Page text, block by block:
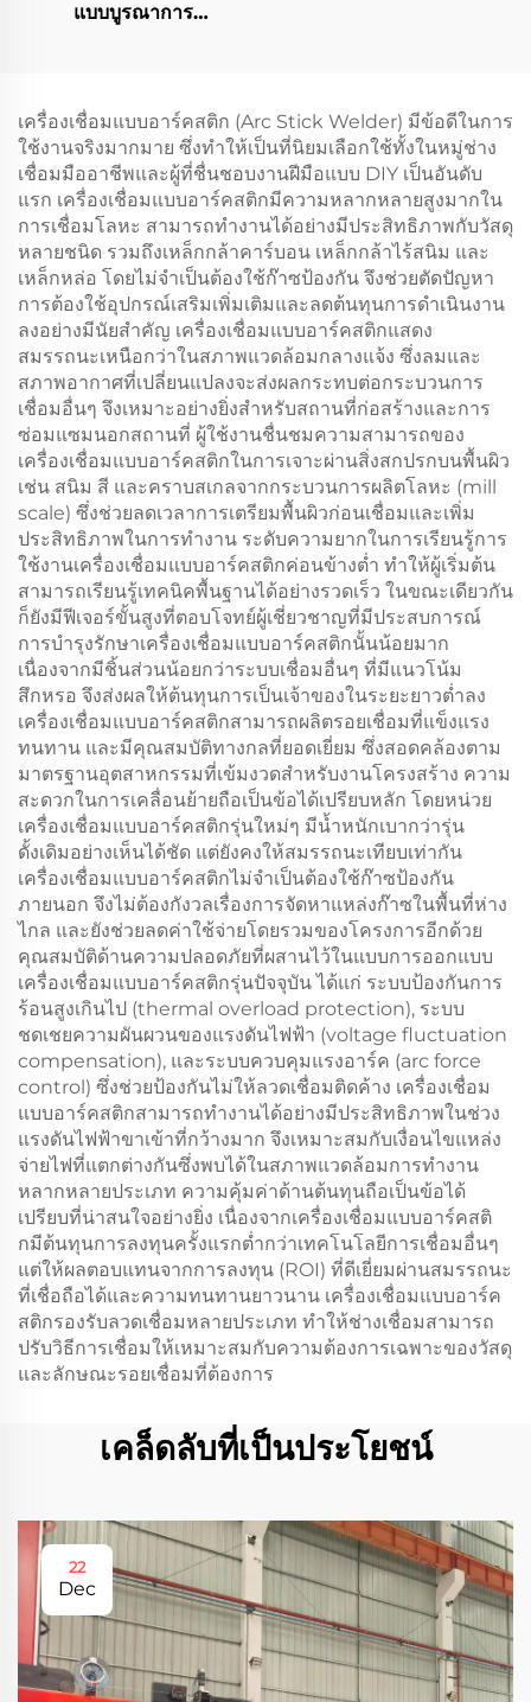
แบบบูรณาการ
เครื่องเชื่อมแบบอาร์คสติก (Arc Stick Welder) มีข้อดีในการ
ใช้งานจริงมากมาย ซึ่งทำให้เป็นที่นิยมเลือกใช้ทั้งในหมู่ช่าง
เชื่อมมืออาชีพและผู้ที่ชื่นชอบงานฝีมือแบบ DIY เป็นอันดับ
แรก เครื่องเชื่อมแบบอาร์คสติกมีความหลากหลายสูงมากใน
การเชื่อมโลหะ สามารถทำงานได้อย่างมีประสิทธิภาพกับวัสดุ
หลายชนิด รวมถึงเหล็กกล้าคาร์บอน เหล็กกล้าไร้สนิม และ
เหล็กหล่อ โดยไม่จำเป็นต้องใช้ก๊าซป้องกัน จึงช่วยตัดปัญหา
การต้องใช้อุปกรณ์เสริมเพิ่มเติมและลดต้นทุนการดำเนินงาน
ลงอย่างมีนัยสำคัญ เครื่องเชื่อมแบบอาร์คสติกแสดง
สมรรถนะเหนือกว่าในสภาพแวดล้อมกลางแจ้ง ซึ่งลมและ
สภาพอากาศที่เปลี่ยนแปลงจะส่งผลกระทบต่อกระบวนการ
เชื่อมอื่นๆ จึงเหมาะอย่างยิ่งสำหรับสถานที่ก่อสร้างและการ
ซ่อมแซมนอกสถานที่ ผู้ใช้งานชื่นชมความสามารถของ
เครื่องเชื่อมแบบอาร์คสติกในการเจาะผ่านสิ่งสกปรกบนพื้นผิว
เช่น สนิม สี และคราบสเกลจากกระบวนการผลิตโลหะ (mill
scale) ซึ่งช่วยลดเวลาการเตรียมพื้นผิวก่อนเชื่อมและเพิ่ม
ประสิทธิภาพในการทำงาน ระดับความยากในการเรียนรู้การ
ใช้งานเครื่องเชื่อมแบบอาร์คสติกค่อนข้างต่ำ ทำให้ผู้เริ่มต้น
สามารถเรียนรู้เทคนิคพื้นฐานได้อย่างรวดเร็ว ในขณะเดียวกัน
ก็ยังมีฟีเจอร์ขั้นสูงที่ตอบโจทย์ผู้เชี่ยวชาญที่มีประสบการณ์
การบำรุงรักษาเครื่องเชื่อมแบบอาร์คสติกนั้นน้อยมาก
เนื่องจากมีชิ้นส่วนน้อยกว่าระบบเชื่อมอื่นๆ ที่มีแนวโน้ม
สึกหรอ จึงส่งผลให้ต้นทุนการเป็นเจ้าของในระยะยาวต่ำลง
เครื่องเชื่อมแบบอาร์คสติกสามารถผลิตรอยเชื่อมที่แข็งแรง
ทนทาน และมีคุณสมบัติทางกลที่ยอดเยี่ยม ซึ่งสอดคล้องตาม
มาตรฐานอุตสาหกรรมที่เข้มงวดสำหรับงานโครงสร้าง ความ
สะดวกในการเคลื่อนย้ายถือเป็นข้อได้เปรียบหลัก โดยหน่วย
เครื่องเชื่อมแบบอาร์คสติกรุ่นใหม่ๆ มีน้ำหนักเบากว่ารุ่น
ดั้งเดิมอย่างเห็นได้ชัด แต่ยังคงให้สมรรถนะเทียบเท่ากัน
เครื่องเชื่อมแบบอาร์คสติกไม่จำเป็นต้องใช้ก๊าซป้องกัน
ภายนอก จึงไม่ต้องกังวลเรื่องการจัดหาแหล่งก๊าซในพื้นที่ห่าง
ไกล และยังช่วยลดค่าใช้จ่ายโดยรวมของโครงการอีกด้วย
คุณสมบัติด้านความปลอดภัยที่ผสานไว้ในแบบการออกแบบ
เครื่องเชื่อมแบบอาร์คสติกรุ่นปัจจุบัน ได้แก่ ระบบป้องกันการ
ร้อนสูงเกินไป (thermal overload protection), ระบบ
ชดเชยความผันผวนของแรงดันไฟฟ้า (voltage fluctuation
compensation), และระบบควบคุมแรงอาร์ค (arc force
control) ซึ่งช่วยป้องกันไม่ให้ลวดเชื่อมติดค้าง เครื่องเชื่อม
แบบอาร์คสติกสามารถทำงานได้อย่างมีประสิทธิภาพในช่วง
แรงดันไฟฟ้าขาเข้าที่กว้างมาก จึงเหมาะสมกับเงื่อนไขแหล่ง
จ่ายไฟที่แตกต่างกันซึ่งพบได้ในสภาพแวดล้อมการทำงาน
หลากหลายประเภท ความคุ้มค่าด้านต้นทุนถือเป็นข้อได้
เปรียบที่น่าสนใจอย่างยิ่ง เนื่องจากเครื่องเชื่อมแบบอาร์คสติ
กมีต้นทุนการลงทุนครั้งแรกต่ำกว่าเทคโนโลยีการเชื่อมอื่นๆ
แต่ให้ผลตอบแทนจากการลงทุน (ROI) ที่ดีเยี่ยมผ่านสมรรถนะ
ที่เชื่อถือได้และความทนทานยาวนาน เครื่องเชื่อมแบบอาร์ค
สติกรองรับลวดเชื่อมหลายประเภท ทำให้ช่างเชื่อมสามารถ
ปรับวิธีการเชื่อมให้เหมาะสมกับความต้องการเฉพาะของวัสดุ
และลักษณะรอยเชื่อมที่ต้องการ
เคล็ดลับที่เป็นประโยชน์
22
Dec